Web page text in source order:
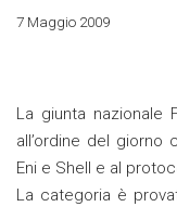
7 Maggio 2009
La giunta nazionale
all’ordine del giorno
Eni e Shell e al
La categoria è